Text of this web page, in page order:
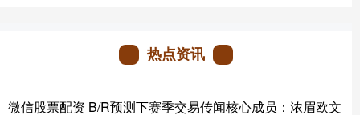
热点资讯
微信股票配资 B/R预测下赛季交易传闻核心成员：浓眉欧文